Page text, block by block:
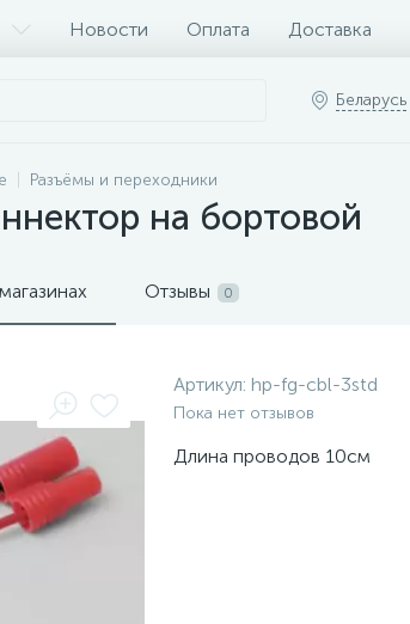
Новости Оплата Доставка
Беларусь
Разъёмы и переходники
на бортовой
Отзывы 0
Артикул: hp-fg-cbl-3std
Пока нет отзывов
Длина проводов 10см